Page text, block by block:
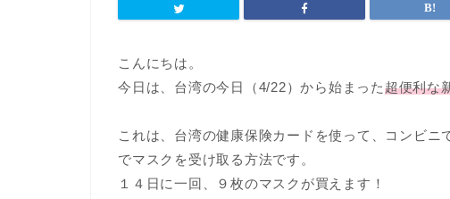
こんにちは。
今日は、台湾の今日（4/22）から始まった超便利な
これは、台湾の健康保険カードを使って、コンビ
でマスクを受け取る方法です。
１４日に一回、９枚のマスクが買えます！